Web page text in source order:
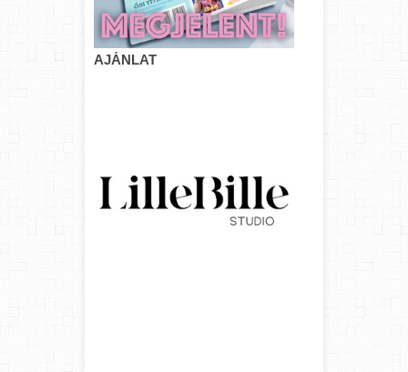
AJÁNLAT